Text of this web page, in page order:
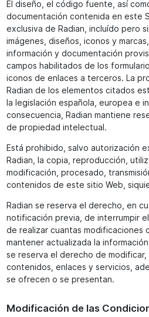
El diseño, el código fuente, así
documentación contenida en este
exclusiva de Radian, incluído pero
imágenes, diseños, iconos y
información y documentación
campos habilitados de los
iconos de enlaces a terceros. La
Radian de los elementos citados
la legislación española, europea e
consecuencia, Radian mantiene
de propiedad intelectual.
Está prohibido, salvo autorización
Radian, la copia, reproducción,
modificación, procesado,
contenidos de este sitio Web,
Radian se reserva el derecho, en
notificación previa, de interrumpir
de realizar cuantas modificaciones
mantener actualizada la
se reserva el derecho de modificar,
contenidos, enlaces y servicios,
se ofrecen o se presentan.
Modificación de las